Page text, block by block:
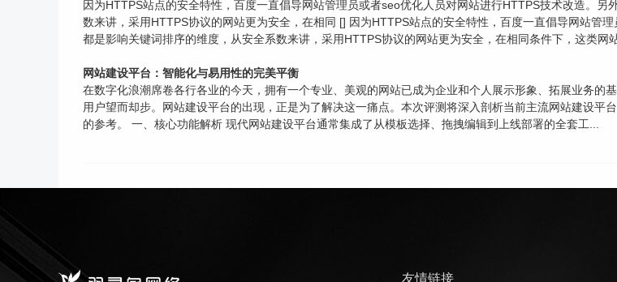
因为HTTPS站点的安全特性，百度一直倡导网站管理员或者seo优化人员对网站进行HTTPS技术改造。
数来讲，采用HTTPS协议的网站更为安全，在相同 [] 因为HTTPS站点的安全特性，百度一直倡导网站管
都是影响关键词排序的维度，从安全系数来讲，采用HTTPS协议的网站更为安全，在相同条件下，这类网
网站建设平台：智能化与易用性的完美平衡
在数字化浪潮席卷各行各业的今天，拥有一个专业、美观的网站已成为企业和个人展示形象、拓展业务的
用户望而却步。网站建设平台的出现，正是为了解决这一痛点。本次评测将深入剖析当前主流网站建设
的参考。 一、核心功能解析 现代网站建设平台通常集成了从模板选择、拖拽编辑到上线部署的全套工...
友情链接